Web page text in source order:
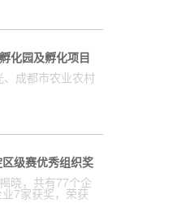
化园及孵化项目
成都市农业农村
级赛优秀组织奖
晓，共有77个企
7家获奖，荣获